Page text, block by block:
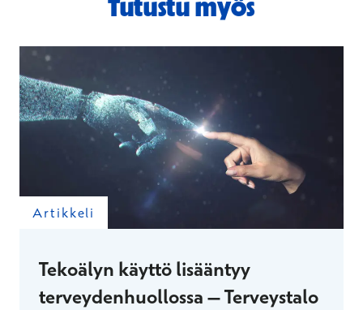
Tutustu myös
Artikkeli
Tekoälyn käyttö lisääntyy
terveydenhuollossa – Terveystalo